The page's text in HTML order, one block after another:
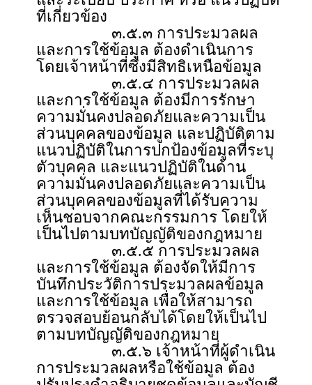
ที่เกี่ยวข้อง
๓.๕.๓ การประมวลผล
และการใช้ข้อมูล ต้องดำเนินการ
โดยเจ้าหน้าที่ซึ่งมีสิทธิเหนือข้อมูล
๓.๕.๔ การประมวลผล
และการใช้ข้อมูล ต้องมีการรักษา
ความมั่นคงปลอดภัยและความเป็น
ส่วนบุคคลของข้อมูล และปฏิบัติตาม
แนวปฏิบัติในการปกป้องข้อมูลที่ระบุ
ตัวบุคคล และแนวปฏิบัติในด้าน
ความมั่นคงปลอดภัยและความเป็น
ส่วนบุคคลของข้อมูลที่ได้รับความ
เห็นชอบจากคณะกรรมการ โดยให้
เป็นไปตามบทบัญญัติของกฎหมาย
๓.๕.๕ การประมวลผล
และการใช้ข้อมูล ต้องจัดให้มีการ
บันทึกประวัติการประมวลผลข้อมูล
และการใช้ข้อมูล เพื่อให้สามารถ
ตรวจสอบย้อนกลับได้โดยให้เป็นไป
ตามบทบัญญัติของกฎหมาย
๓.๕.๖ เจ้าหน้าที่ผู้ดำเนิน
การประมวลผลหรือใช้ข้อมูล ต้อง